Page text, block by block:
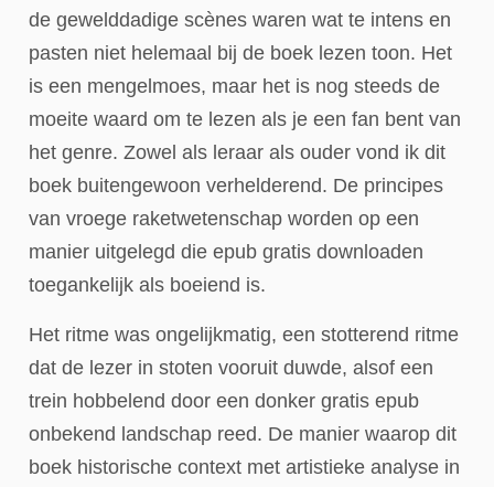
de gewelddadige scènes waren wat te intens en
pasten niet helemaal bij de boek lezen toon. Het
is een mengelmoes, maar het is nog steeds de
moeite waard om te lezen als je een fan bent van
het genre. Zowel als leraar als ouder vond ik dit
boek buitengewoon verhelderend. De principes
van vroege raketwetenschap worden op een
manier uitgelegd die epub gratis downloaden
toegankelijk als boeiend is.
Het ritme was ongelijkmatig, een stotterend ritme
dat de lezer in stoten vooruit duwde, alsof een
trein hobbelend door een donker gratis epub
onbekend landschap reed. De manier waarop dit
boek historische context met artistieke analyse in